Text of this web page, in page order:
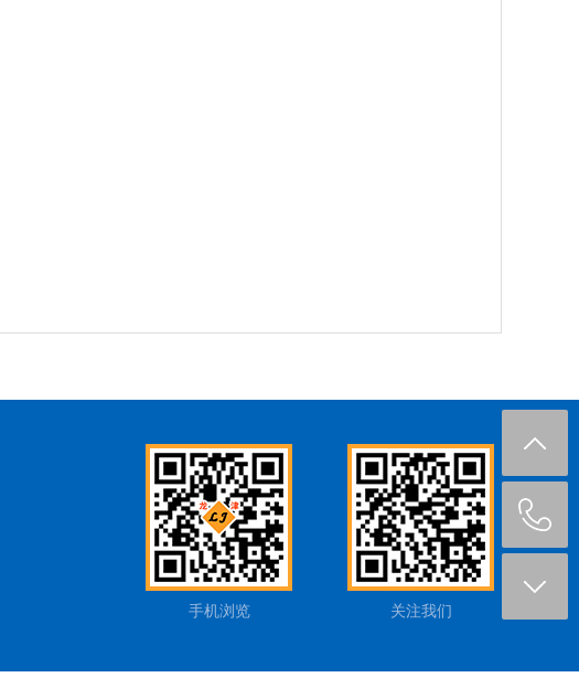
手机浏览
关注我们